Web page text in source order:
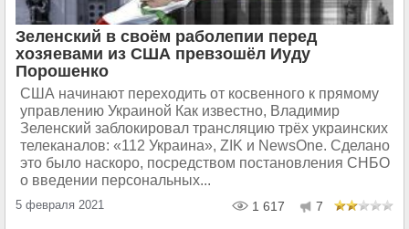
Зеленский в своём раболепии перед
хозяевами из США превзошёл Иуду
Порошенко
США начинают переходить от косвенного к прямому
управлению Украиной Как известно, Владимир
Зеленский заблокировал трансляцию трёх украинских
телеканалов: «112 Украина», ZIK и NewsOne. Сделано
это было наскоро, посредством постановления СНБО
о введении персональных...
5 февраля 2021 1 617 7